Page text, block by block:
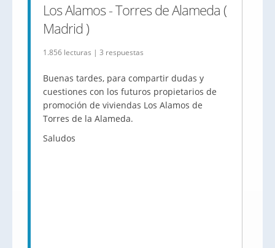
Los Alamos - Torres de Alameda (
Madrid )
1.856 lecturas | 3 respuestas
Buenas tardes, para compartir dudas y
cuestiones con los futuros propietarios de
promoción de viviendas Los Alamos de
Torres de la Alameda.
Saludos